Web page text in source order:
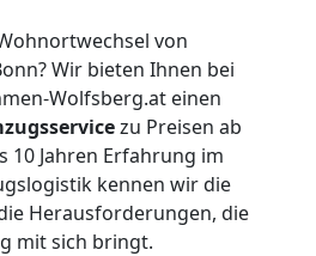
von
Wir bieten Ihnen bei
Wolfsberg.at einen
zu Preisen ab
10 Jahren Erfahrung im
kennen wir die
Herausforderungen, die
mit sich bringt.